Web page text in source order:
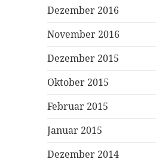
Dezember 2016
November 2016
Dezember 2015
Oktober 2015
Februar 2015
Januar 2015
Dezember 2014